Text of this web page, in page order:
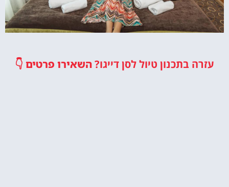
מציאת מלון
עזרה בתכנון טיול לסן דייגו?השאירו פרטים 👇